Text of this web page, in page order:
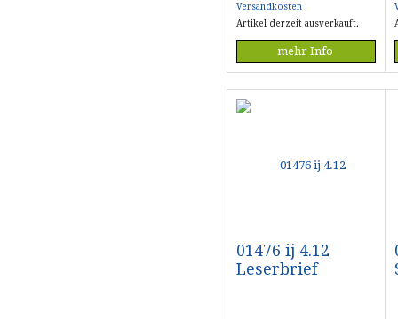
Versandkosten
Artikel derzeit ausverkauft.
mehr Info
01476 ij 4.12
Leserbrief